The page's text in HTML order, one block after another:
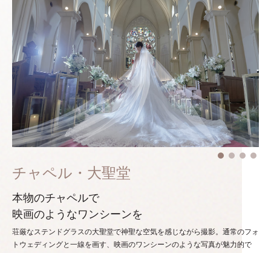
チャペル・大聖堂
本物のチャペルで
映画のようなワンシーンを
荘厳なステンドグラスの大聖堂で神聖な空気を感じながら撮影。通常のフォ
トウェディングと一線を画す、映画のワンシーンのような写真が魅力的で